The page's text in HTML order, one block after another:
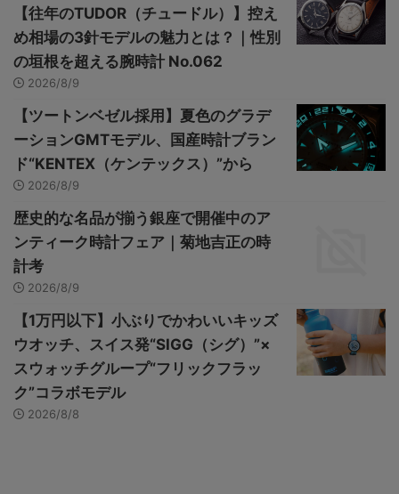
【往年のTUDOR（チュードル）】控え
め相場の3針モデルの魅力とは？｜性別
の垣根を超える腕時計 No.062
2026/8/9
【ツートンベゼル採用】夏色のグラデ
ーションGMTモデル、国産時計ブラン
ド“KENTEX（ケンテックス）”から
2026/8/9
歴史的な名品が揃う銀座で開催中のア
ンティーク時計フェア｜菊地吉正の時
計考
2026/8/9
【1万円以下】小ぶりでかわいいキッズ
ウオッチ、スイス発“SIGG（シグ）”×
スウォッチグループ“フリックフラッ
ク”コラボモデル
2026/8/8